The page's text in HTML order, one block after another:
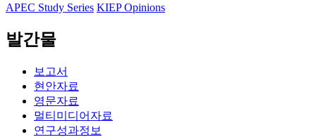
APEC Study Series KIEP Opinions
발간물
보고서
현안자료
영문자료
멀티미디어자료
연구성과정보